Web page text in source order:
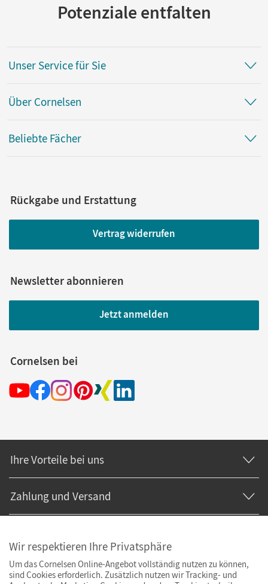
Potenziale entfalten
Unser Service für Sie
Über Cornelsen
Beliebte Fächer
Rückgabe und Erstattung
Vertrag widerrufen
Newsletter abonnieren
Jetzt anmelden
Cornelsen bei
Ihre Vorteile bei uns
Zahlung und Versand
Wir respektieren Ihre Privatsphäre
Um das Cornelsen Online-Angebot vollständig nutzen zu können,
sind Cookies erforderlich. Zusätzlich nutzen wir Tracking- und